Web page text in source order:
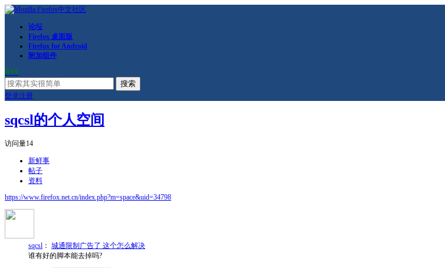
论坛
Firefox 桌面版
Firefox for Android
附加组件
RSS
搜索
登录注册
sqcsl的个人空间
访问量14
新鲜事
帖子
资料
https://www.firefox.net.cn/index.php?m=space&uid=34798
sqcsl ： 城通限制广告了 这个怎么解决
谁有好的脚本能去掉吗?